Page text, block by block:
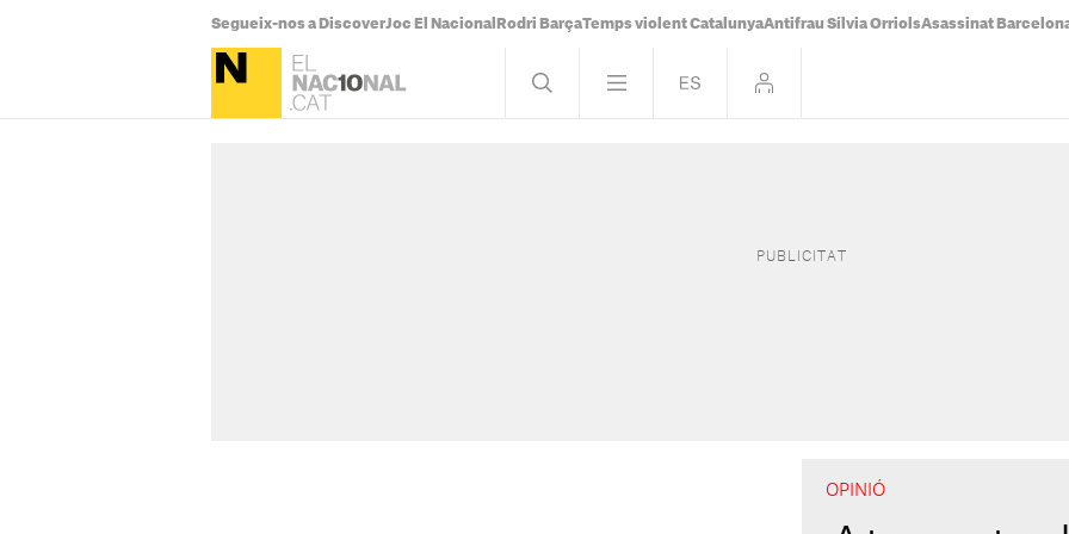
Segueix-nos a DiscoverJoc El Nacional Rodri BarçaTemps violent CatalunyaAntifrau Sílvia OrriolsAsassinat
OPINIÓ